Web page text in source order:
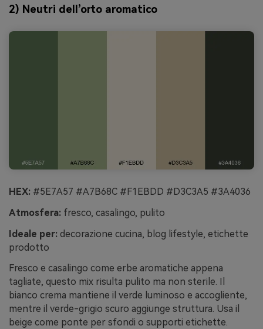
2) Neutri dell’orto aromatico
HEX: #5E7A57 #A7B68C #F1EBDD #D3C3A5 #3A4036
Atmosfera: fresco, casalingo, pulito
Ideale per: decorazione cucina, blog lifestyle, etichette
prodotto
Fresco e casalingo come erbe aromatiche appena
tagliate, questo mix risulta pulito ma non sterile. Il
bianco crema mantiene il verde luminoso e accogliente,
mentre il verde-grigio scuro aggiunge struttura. Usa il
beige come ponte per sfondi o supporti etichette.